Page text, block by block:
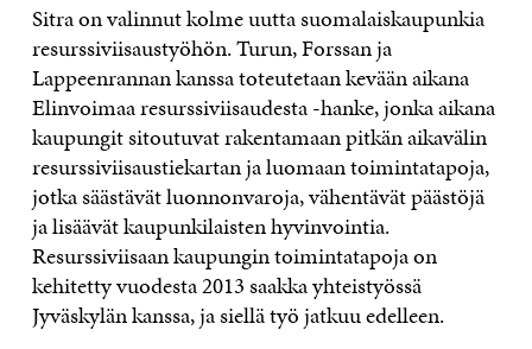
Sitra on valinnut kolme uutta suomalaiskaupunkia
resurssiviisaustyöhön. Turun, Forssan ja
Lappeenrannan kanssa toteutetaan kevään aikana
Elinvoimaa resurssiviisaudesta -hanke, jonka aikana
kaupungit sitoutuvat rakentamaan pitkän aikavälin
resurssiviisaustiekartan ja luomaan toimintatapoja,
jotka säästävät luonnonvaroja, vähentävät päästöjä
ja lisäävät kaupunkilaisten hyvinvointia.
Resurssiviisaan kaupungin toimintatapoja on
kehitetty vuodesta 2013 saakka yhteistyössä
Jyväskylän kanssa, ja siellä työ jatkuu edelleen.